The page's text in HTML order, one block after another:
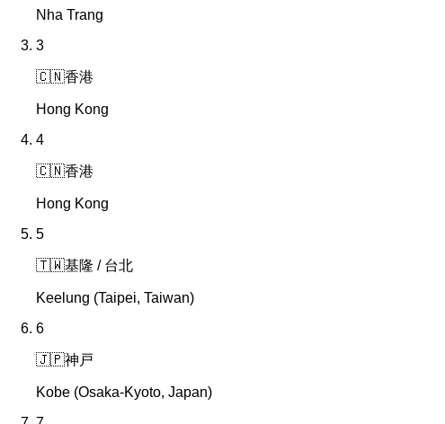
Nha Trang
3
🇨🇳香港
Hong Kong
4
🇨🇳香港
Hong Kong
5
🇹🇼基隆 / 台北
Keelung (Taipei, Taiwan)
6
🇯🇵神戸
Kobe (Osaka-Kyoto, Japan)